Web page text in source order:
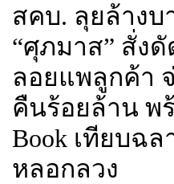
สคบ. ลุยล้างบ
“ศุภมาส” สั่ง
ลอยแพลูกค้า
คืนร้อยล้าน พ
Book เทียบฉ
หลอกลวง